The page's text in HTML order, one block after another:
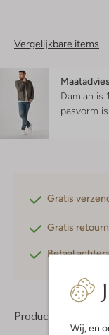
Wij, en
Vergelijkbare items
Maatadvies
Damian is
pasvorm is
Gratis
Gratis
Betaal
Product informatie